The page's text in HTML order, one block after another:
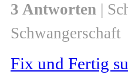
3 Antworten |
Schwangerschaft
Fix und Fertig